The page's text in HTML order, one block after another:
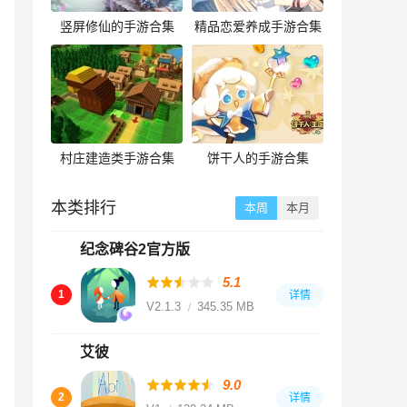
竖屏修仙的手游合集 精品恋爱养成手游合集
村庄建造类手游合集 饼干人的手游合集
本类排行 本周 本月
纪念碑谷2官方版
1
5.1
V2.1.3 345.35 MB
详情
艾彼
2
9.0
详情